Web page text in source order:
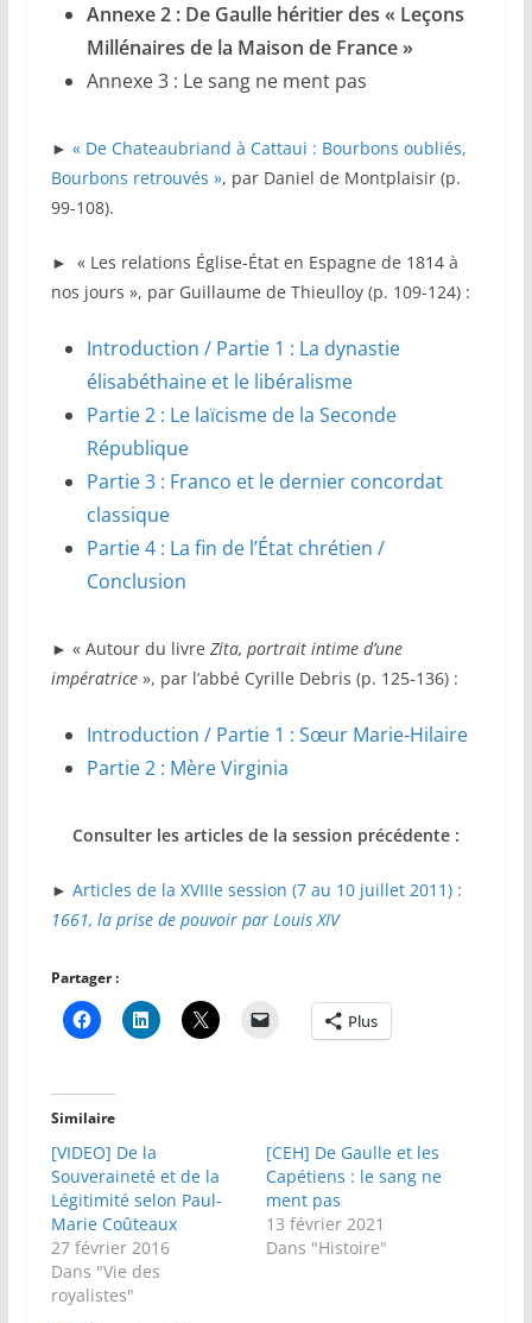
Annexe 2 : De Gaulle héritier des « Leçons
Millénaires de la Maison de France »
Annexe 3 : Le sang ne ment pas
► « De Chateaubriand à Cattaui : Bourbons oubliés,
Bourbons retrouvés », par Daniel de Montplaisir (p.
99-108).
► « Les relations Église-État en Espagne de 1814 à
nos jours », par Guillaume de Thieulloy (p. 109-124) :
Introduction / Partie 1 : La dynastie
élisabéthaine et le libéralisme
Partie 2 : Le laïcisme de la Seconde
République
Partie 3 : Franco et le dernier concordat
classique
Partie 4 : La fin de l’État chrétien /
Conclusion
► « Autour du livre Zita, portrait intime d’une
impératrice», par l’abbé Cyrille Debris (p. 125-136) :
Introduction / Partie 1 : Sœur Marie-Hilaire
Partie 2 : Mère Virginia
Consulter les articles de la session précédente :
► Articles de la XVIIIe session (7 au 10 juillet 2011) :
1661, la prise de pouvoir par Louis XIV
Partager :
Plus
Similaire
[VIDEO] De la
Souveraineté et de la
Légitimité selon Paul-
Marie Coûteaux
27 février 2016
Dans "Vie des
royalistes"
[CEH] De Gaulle et les
Capétiens : le sang ne
ment pas
13 février 2021
Dans "Histoire"